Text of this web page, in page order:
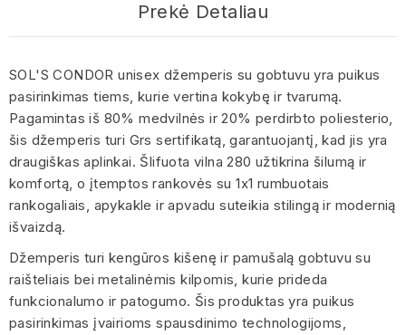
Prekė Detaliau
SOL'S CONDOR unisex džemperis su gobtuvu yra puikus
pasirinkimas tiems, kurie vertina kokybę ir tvarumą.
Pagamintas iš 80% medvilnės ir 20% perdirbto poliesterio,
šis džemperis turi Grs sertifikatą, garantuojantį, kad jis yra
draugiškas aplinkai. Šlifuota vilna 280 užtikrina šilumą ir
komfortą, o įtemptos rankovės su 1x1 rumbuotais
rankogaliais, apykakle ir apvadu suteikia stilingą ir modernią
išvaizdą.
Džemperis turi kengūros kišenę ir pamušalą gobtuvu su
raišteliais bei metalinėmis kilpomis, kurie prideda
funkcionalumo ir patogumo. Šis produktas yra puikus
pasirinkimas įvairioms spausdinimo technologijoms,